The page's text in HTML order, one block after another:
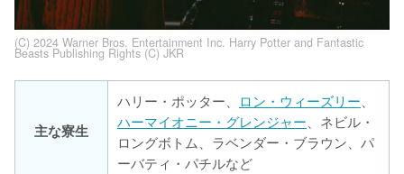
(C) 2024 Warner Bros. Entertainment Inc. Harry Potter and Fantastic
Beasts Publishing Rights (C) JKR
主な寮生
ハリー・ポッター、 ロン・ウィーズリー
ハーマイオニー・グレンジャー 、ネビル・
ロングボトム、ラベンダー・ブラウン、パ
ーバティ・パチルなど